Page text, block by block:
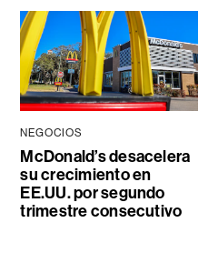
NEGOCIOS
McDonald’s desacelera
su crecimiento en
EE.UU. por segundo
trimestre consecutivo